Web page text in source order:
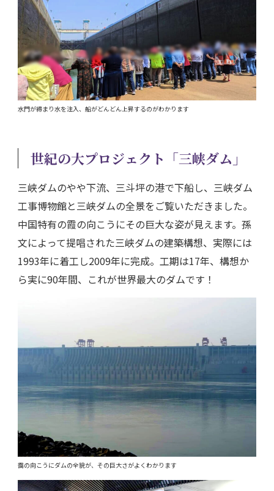
水門が締まり水を注入、船がどんどん上昇するのがわかります
世紀の大プロジェクト「三峡ダム」
三峡ダムのやや下流、三斗坪の港で下船し、三峡ダム
工事博物館と三峡ダムの全景をご覧いただきました。
中国特有の霞の向こうにその巨大な姿が見えます。孫
文によって提唱された三峡ダムの建築構想、実際には
1993年に着工し2009年に完成。工期は17年、構想か
ら実に90年間、これが世界最大のダムです！
靄の向こうにダムの全貌が、その巨大さがよくわかります